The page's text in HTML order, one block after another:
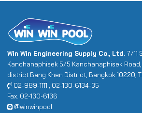
Win Win Engineering Supply Co., Ltd. 7/11
Kanchanaphisek 5/5 Kanchanaphisek
district Bang Khen District, Bangkok 10220,
02-989-1111 , 02-130-6134-35
Fax. 02-130-6136
@winwinpool